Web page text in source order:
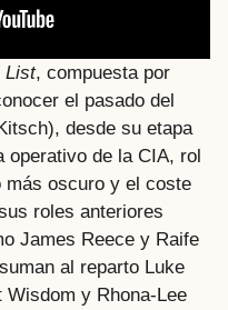
List, compuesta por
el pasado del
desde su etapa
operativo de la CIA, rol
más oscuro y el coste
roles anteriores
James Reece y Raife
al reparto Luke
y Rhona-Lee